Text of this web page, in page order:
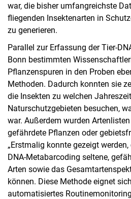
war, die bisher umfangreichste
fliegenden Insektenarten in
zu generieren.
Parallel zur Erfassung der Tier-
Bonn bestimmten
Pflanzenspuren in den Proben
Methoden. Dadurch konnten sie
die Insekten zu welchen
Naturschutzgebieten besuchen,
war. Außerdem wurden
gefährdete Pflanzen oder
„Erstmalig konnte gezeigt
DNA-Metabarcoding seltene,
Arten sowie das
können. Diese Methode eignet
automatisiertes